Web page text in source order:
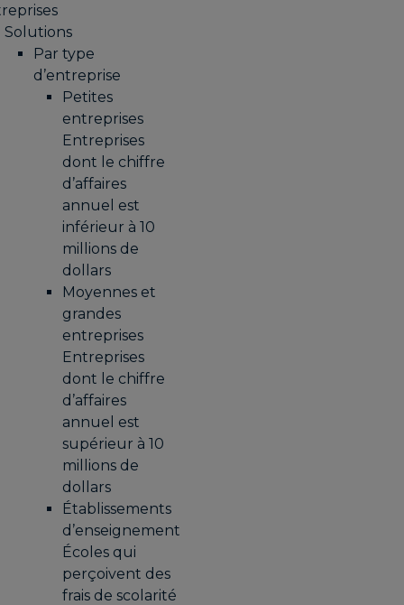
Solutions
Par type
d’entreprise
Petites
entreprises
Entreprises
dont le chiffre
d’affaires
annuel est
inférieur à 10
millions de
dollars
Moyennes et
grandes
entreprises
Entreprises
dont le chiffre
d’affaires
annuel est
supérieur à 10
millions de
dollars
Établissements
d’enseignement
Écoles qui
perçoivent des
frais de scolarité